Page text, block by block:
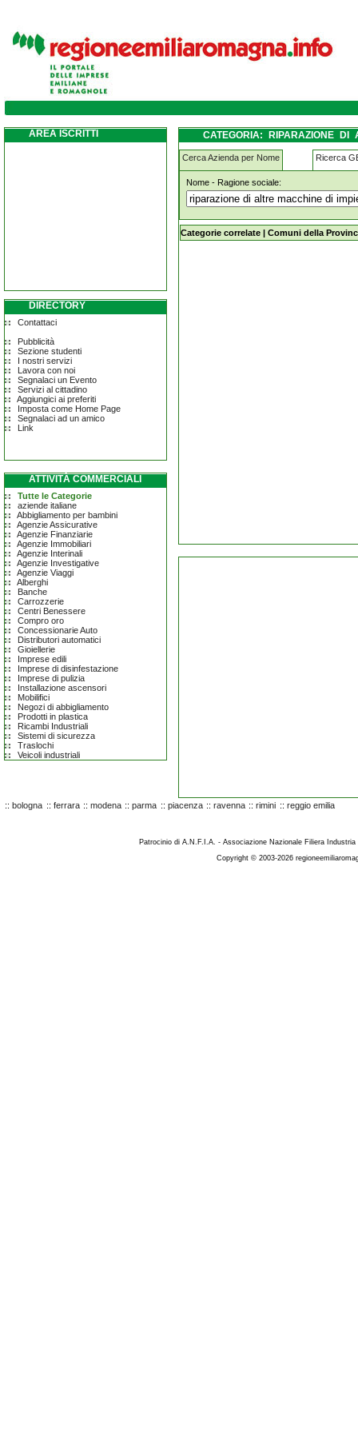
riparazione-di-altre-macchine-di-impiego-
AREA ISCRITTI
DIRECTORY
Contattaci
Pubblicità
Sezione studenti
I nostri servizi
Lavora con noi
Segnalaci un Evento
Servizi al cittadino
Aggiungici ai preferiti
Imposta come Home Page
Segnalaci ad un amico
Link
ATTIVITÀ COMMERCIALI
Tutte le Categorie
aziende italiane
Abbigliamento per bambini
Agenzie Assicurative
Agenzie Finanziarie
Agenzie Immobiliari
Agenzie Interinali
Agenzie Investigative
Agenzie Viaggi
Alberghi
Banche
Carrozzerie
Centri Benessere
Compro oro
Concessionarie Auto
Distributori automatici
Gioiellerie
Imprese edili
Imprese di disinfestazione
Imprese di pulizia
Installazione ascensori
Mobilifici
Negozi di abbigliamento
Prodotti in plastica
Ricambi Industriali
Sistemi di sicurezza
Traslochi
Veicoli industriali
CATEGORIA: RIPARAZIONE DI
SARACENO
Cerca Azienda per Nome Ricerca
Nome - Ragione sociale:
riparazione-di-altre-macchine-di-
Categorie correlate | Comuni della
:: bologna :: ferrara :: modena :: parma :: piacenza :: ravenna :: rimini :: reggio emilia
Patrocinio di A.N.F.I.A. - Associazione Nazionale Filiera
Copyright © 2003-2026